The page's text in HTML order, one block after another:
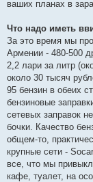
ваших планах в
Что надо иметь
За это время мы
Армении - 480-500
2,2 лари за литр
около 30 тысяч
95 бензин в обеих
бензиновые
сетевых заправок
бочки. Качество
общем-то,
крупные сети -
все, что мы
кафе, туалет, на